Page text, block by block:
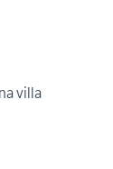
villa